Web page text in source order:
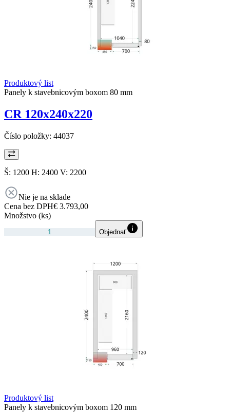
Produktový list
Panely k stavebnicovým boxom 80 mm
CR 120x240x220
Číslo položky: 44037
Š: 1200 H: 2400 V: 2200
Nie je na sklade
Cena bez DPH€ 3.793,00
Množstvo (ks)
Objednať
Produktový list
Panely k stavebnicovým boxom 120 mm